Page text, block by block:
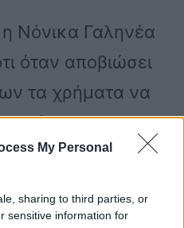
My Personal
sharing to third parties, or
sensitive information for
η Νόνικα Γαληνέα
όταν αποβιώσει
τα χρήματα να
του
του ηθοποιού».
τα γενέθλια που